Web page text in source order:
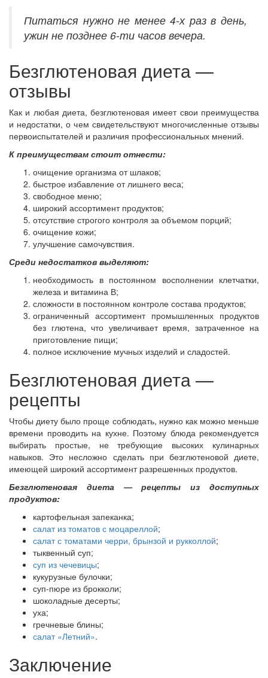
Питаться нужно не менее 4-х раз в день,
ужин не позднее 6-ти часов вечера.
Безглютеновая диета —
отзывы
Как и любая диета, безглютеновая имеет свои преимущества
и недостатки, о чем свидетельствуют многочисленные отзывы
первоиспытателей и различия профессиональных мнений.
К преимуществам стоит отнести:
очищение организма от шлаков;
быстрое избавление от лишнего веса;
свободное меню;
широкий ассортимент продуктов;
отсутствие строгого контроля за объемом порций;
очищение кожи;
улучшение самочувствия.
Среди недостатков выделяют:
необходимость в постоянном восполнении клетчатки,
железа и витамина В;
сложности в постоянном контроле состава продуктов;
ограниченный ассортимент промышленных продуктов
без глютена, что увеличивает время, затраченное на
приготовление пищи;
полное исключение мучных изделий и сладостей.
Безглютеновая диета —
рецепты
Чтобы диету было проще соблюдать, нужно как можно меньше
времени проводить на кухне. Поэтому блюда рекомендуется
выбирать простые, не требующие высоких кулинарных
навыков. Это несложно сделать при безглютеновой диете,
имеющей широкий ассортимент разрешенных продуктов.
Безглютеновая диета — рецепты из доступных
продуктов:
картофельная запеканка;
салат из томатов с моцареллой;
салат с томатами черри, брынзой и рукколлой;
тыквенный суп;
суп из чечевицы;
кукурузные булочки;
суп-пюре из брокколи;
шоколадные десерты;
уха;
гречневые блины;
салат «Летний».
Заключение